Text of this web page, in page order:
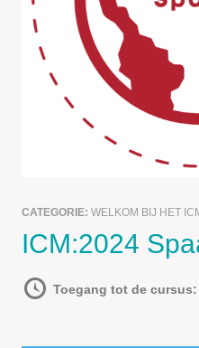
CATEGORIE: WELKOM BIJ HET
ICM:2024
Toegang tot de cursus: